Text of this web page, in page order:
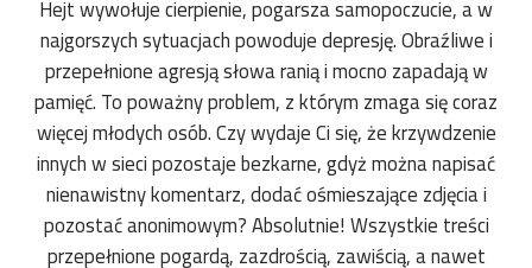
Hejt wywołuje cierpienie, pogarsza samopoczucie, a w
najgorszych sytuacjach powoduje depresję. Obraźliwe i
przepełnione agresją słowa ranią i mocno zapadają w
pamięć. To poważny problem, z którym zmaga się coraz
więcej młodych osób. Czy wydaje Ci się, że krzywdzenie
innych w sieci pozostaje bezkarne, gdyż można napisać
nienawistny komentarz, dodać ośmieszające zdjęcia i
pozostać anonimowym? Absolutnie! Wszystkie treści
przepełnione pogardą, zazdrością, zawiścią, a nawet